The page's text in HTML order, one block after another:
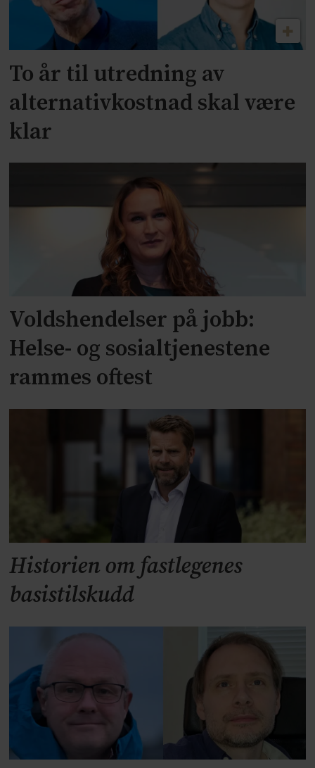
To år til utredning av
alternativkostnad skal være
klar
Voldshendelser på jobb:
Helse- og sosialtjenestene
rammes oftest
Historien om fastlegenes
basistilskudd